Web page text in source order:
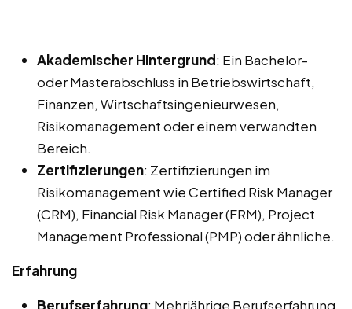
Akademischer Hintergrund: Ein Bachelor-
oder Masterabschluss in Betriebswirtschaft,
Finanzen, Wirtschaftsingenieurwesen,
Risikomanagement oder einem verwandten
Bereich.
Zertifizierungen: Zertifizierungen im
Risikomanagement wie Certified Risk Manager
(CRM), Financial Risk Manager (FRM), Project
Management Professional (PMP) oder ähnliche.
Erfahrung
Berufserfahrung: Mehrjährige Berufserfahrung